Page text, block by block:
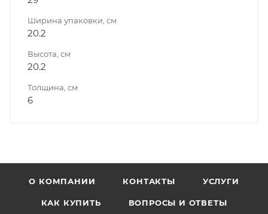
Ширина упаковки, см
20.2
Высота, см
20.2
Толщина, см
6
О КОМПАНИИ КОНТАКТЫ УСЛУГИ
КАК КУПИТЬ ВОПРОСЫ И ОТВЕТЫ